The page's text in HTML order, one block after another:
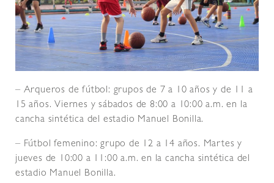
– Arqueros de fútbol: grupos de 7 a 10 años y de 11 a
15 años. Viernes y sábados de 8:00 a 10:00 a.m. en la
cancha sintética del estadio Manuel Bonilla.
– Fútbol femenino: grupo de 12 a 14 años. Martes y
jueves de 10:00 a 11:00 a.m. en la cancha sintética del
estadio Manuel Bonilla.